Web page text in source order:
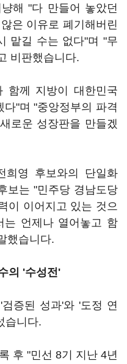
해 "다 만들어 놓았던
은 이유로 폐기해버린
맡길 수는 없다"며 "무
비판했습니다.
함께 지방이 대한민국
"며 "중앙정부의 파격
로운 성장판을 만들겠
희영 후보와의 단일화
보는 "민주당 경남도당
이 이어지고 있는 것으
는 언제나 열어놓고 함
했습니다.
의 '수성전'
증된 성과'와 '도정 연
습니다.
후 "민선 8기 지난 4년